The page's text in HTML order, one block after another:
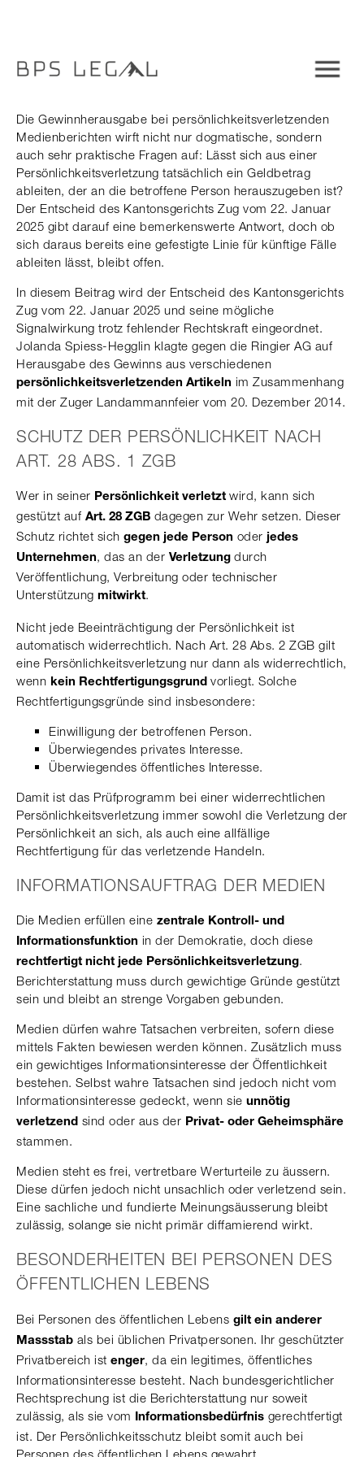
Die Gewinnherausgabe bei persönlichkeitsverletzenden
Medienberichten wirft nicht nur dogmatische, sondern
auch sehr praktische Fragen auf: Lässt sich aus einer
Persönlichkeitsverletzung tatsächlich ein Geldbetrag
ableiten, der an die betroffene Person herauszugeben ist?
Der Entscheid des Kantonsgerichts Zug vom 22. Januar
2025 gibt darauf eine bemerkenswerte Antwort, doch ob
sich daraus bereits eine gefestigte Linie für künftige Fälle
ableiten lässt, bleibt offen.
In diesem Beitrag wird der Entscheid des Kantonsgerichts
Zug vom 22. Januar 2025 und seine mögliche
Signalwirkung trotz fehlender Rechtskraft eingeordnet.
Jolanda Spiess-Hegglin klagte gegen die Ringier AG auf
Herausgabe des Gewinns aus verschiedenen
persönlichkeitsverletzenden Artikeln im Zusammenhang
mit der Zuger Landammannfeier vom 20. Dezember 2014.
SCHUTZ DER PERSÖNLICHKEIT NACH
ART. 28 ABS. 1 ZGB
Wer in seiner Persönlichkeit verletzt wird, kann sich
gestützt auf Art. 28 ZGB dagegen zur Wehr setzen. Dieser
Schutz richtet sich gegen jede Person oder jedes
Unternehmen, das an der Verletzungdurch
Veröffentlichung, Verbreitung oder technischer
Unterstützung mitwirkt.
Nicht jede Beeinträchtigung der Persönlichkeit ist
automatisch widerrechtlich. Nach Art. 28 Abs. 2 ZGB gilt
eine Persönlichkeitsverletzung nur dann als widerrechtlich,
wenn kein Rechtfertigungsgrundvorliegt. Solche
Rechtfertigungsgründe sind insbesondere:
Einwilligung der betroffenen Person.
Überwiegendes privates Interesse.
Überwiegendes öffentliches Interesse.
Damit ist das Prüfprogramm bei einer widerrechtlichen
Persönlichkeitsverletzung immer sowohl die Verletzung der
Persönlichkeit an sich, als auch eine allfällige
Rechtfertigung für das verletzende Handeln.
INFORMATIONSAUFTRAG DER MEDIEN
Die Medien erfüllen eine zentrale Kontroll- und
Informationsfunktion in der Demokratie, doch diese
rechtfertigt nicht jede Persönlichkeitsverletzung.
Berichterstattung muss durch gewichtige Gründe gestützt
sein und bleibt an strenge Vorgaben gebunden.
Medien dürfen wahre Tatsachen verbreiten, sofern diese
mittels Fakten bewiesen werden können. Zusätzlich muss
ein gewichtiges Informationsinteresse der Öffentlichkeit
bestehen. Selbst wahre Tatsachen sind jedoch nicht vom
Informationsinteresse gedeckt, wenn sie unnötig
verletzend sind oder aus der Privat- oder Geheimsphäre
stammen.
Medien steht es frei, vertretbare Werturteile zu äussern.
Diese dürfen jedoch nicht unsachlich oder verletzend sein.
Eine sachliche und fundierte Meinungsäusserung bleibt
zulässig, solange sie nicht primär diffamierend wirkt.
BESONDERHEITEN BEI PERSONEN DES
ÖFFENTLICHEN LEBENS
Bei Personen des öffentlichen Lebens gilt ein anderer
Massstab als bei üblichen Privatpersonen. Ihr geschützter
Privatbereich ist enger , da ein legitimes, öffentliches
Informationsinteresse besteht. Nach bundesgerichtlicher
Rechtsprechung ist die Berichterstattung nur soweit
zulässig, als sie vom
Informationsbedürfnis gerechtfertigt
ist. Der Persönlichkeitsschutz bleibt somit auch bei
Personen des öffentlichen Lebens gewahrt.